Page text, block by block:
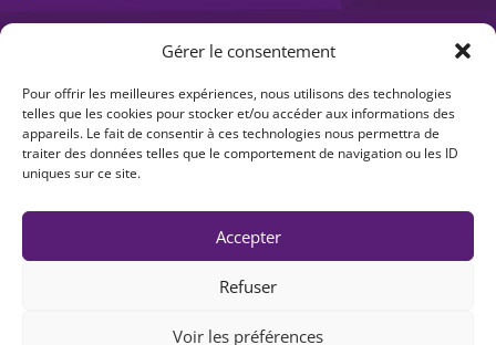
Gérer le consentement
Pour offrir les meilleures expériences, nous utilisons des technologies
telles que les cookies pour stocker et/ou accéder aux informations des
appareils. Le fait de consentir à ces technologies nous permettra de
traiter des données telles que le comportement de navigation ou les ID
uniques sur ce site.
Accepter
Refuser
Voir les préférences
ENTREPRENDRE EST UNE AVENTURE
À propos
Expertises
Offre produits
Actualités
Contact